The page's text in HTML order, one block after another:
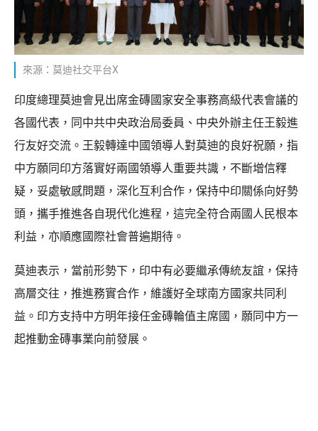
來源：莫迪社交平台X
印度總理莫迪會見出席金磚國家安全事務高級代表會議的
各國代表，同中共中央政治局委員、中央外辦主任王毅進
行友好交流。王毅轉達中國領導人對莫迪的良好祝願，指
中方願同印方落實好兩國領導人重要共識，不斷增信釋
疑，妥處敏感問題，深化互利合作，保持中印關係向好勢
頭，攜手推進各自現代化進程，這完全符合兩國人民根本
利益，亦順應國際社會普遍期待。
莫迪表示，當前形勢下，印中有必要繼承傳統友誼，保持
高層交往，推進務實合作，維護好全球南方國家共同利
益。印方支持中方明年接任金磚輪值主席國，願同中方一
起推動金磚事業向前發展。